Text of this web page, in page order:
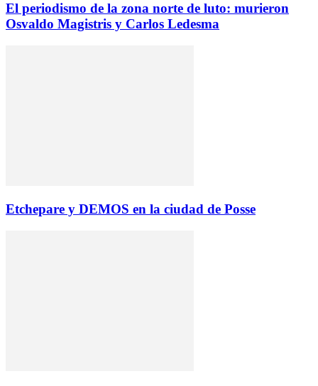
El periodismo de la zona norte de luto: murieron
Osvaldo Magistris y Carlos Ledesma
Etchepare y DEMOS en la ciudad de Posse